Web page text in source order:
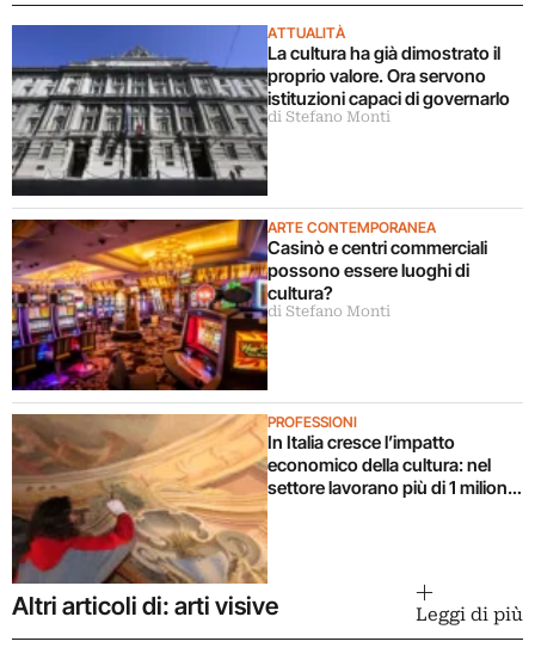
ATTUALITÀ
La cultura ha già dimostrato il
proprio valore. Ora servono
istituzioni capaci di governarlo
di Stefano Monti
ARTE CONTEMPORANEA
Casinò e centri commerciali
possono essere luoghi di
cultura?
di Stefano Monti
PROFESSIONI
In Italia cresce l’impatto
economico della cultura: nel
settore lavorano più di 1 milione
Altri articoli di: arti visive Leggi di più